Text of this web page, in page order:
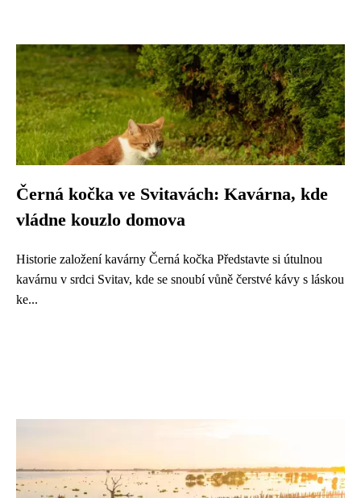
Černá kočka ve Svitavách: Kavárna, kde
vládne kouzlo domova
Historie založení kavárny Černá kočka Představte si útulnou
kavárnu v srdci Svitav, kde se snoubí vůně čerstvé kávy s láskou
ke...